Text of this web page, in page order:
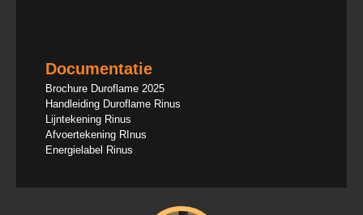
Documentatie
Brochure Duroflame 2025
Handleiding Duroflame Rinus
Lijntekening Rinus
Afvoertekening RInus
Energielabel Rinus